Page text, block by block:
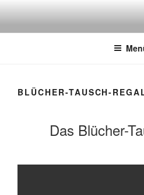
springen
BLÜCHER-TAUSCH-
Das Blücher-